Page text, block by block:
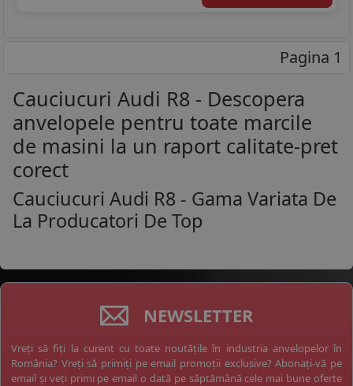
Pagina 1
Cauciucuri Audi R8 - Descopera
anvelopele pentru toate marcile
de masini la un raport calitate-pret
corect
Cauciucuri Audi R8 - Gama Variata De
La Producatori De Top
NEWSLETTER
Vreți să fiți la curent cu toate noutățile în industria anvelopelor în
România? Vreți să primiți pe email promoții exclusive? Abonați-vă pe
email și veți primi pe email o dată pe săptămână cele mai bune oferte